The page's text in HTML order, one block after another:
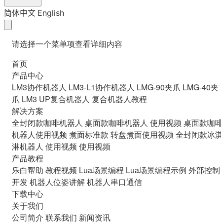
简体中文 English
请选择一个菜单项查看详细内容
首页
产品中心
LM3协作机器人 LM3-L1协作机器人 LMG-90夹爪 LMG-40夹
爪 LM3 UP复合机器人 复合机器人教程
解决方案
全封闭款咖啡机器人 桌面款咖啡机器人 使用视频 桌面款咖
机器人使用视频 煮面标准款 转盘煮面使用视频 全封闭款冰
淋机器人 使用视频 使用视频
产品教程
乐白帮助 教程视频 Lua场景编程 Lua场景编程示例 外部控制
开发机器人位姿讲解机器人串口通信
下载中心
关于我们
公司简介 联系我们 新闻资讯